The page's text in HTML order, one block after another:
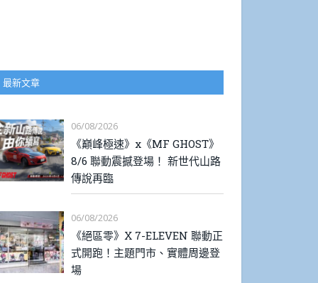
最新文章
06/08/2026
《巔峰極速》x《MF GHOST》
8/6 聯動震撼登場！ 新世代山路
傳說再臨
06/08/2026
《絕區零》X 7-ELEVEN 聯動正
式開跑！主題門市、實體周邊登
場